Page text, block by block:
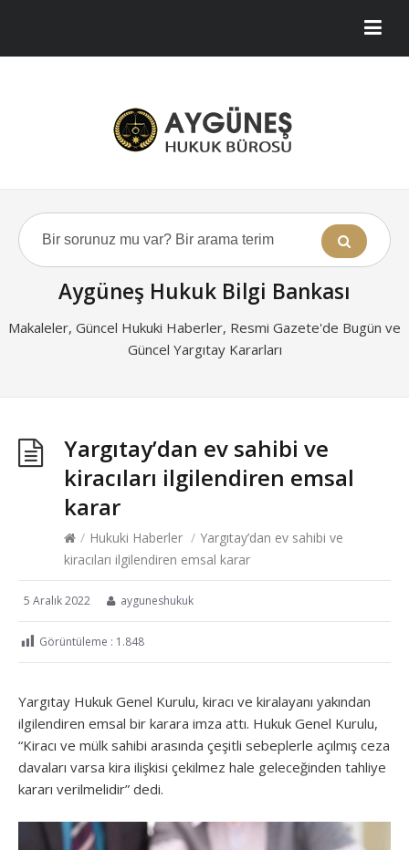
Aygüneş Hukuk Bilgi Bankası
Makaleler, Güncel Hukuki Haberler, Resmi Gazete'de Bugün ve
Güncel Yargıtay Kararları
Yargıtay’dan ev sahibi ve
kiracıları ilgilendiren emsal
karar
/ Hukuki Haberler / Yargıtay’dan ev sahibi ve
kiracıları ilgilendiren emsal karar
5 Aralık 2022 ayguneshukuk
Görüntüleme : 1.848
Yargıtay Hukuk Genel Kurulu, kiracı ve kiralayanı yakından
ilgilendiren emsal bir karara imza attı. Hukuk Genel Kurulu,
“Kiracı ve mülk sahibi arasında çeşitli sebeplerle açılmış ceza
davaları varsa kira ilişkisi çekilmez hale geleceğinden tahliye
kararı verilmelidir” dedi.